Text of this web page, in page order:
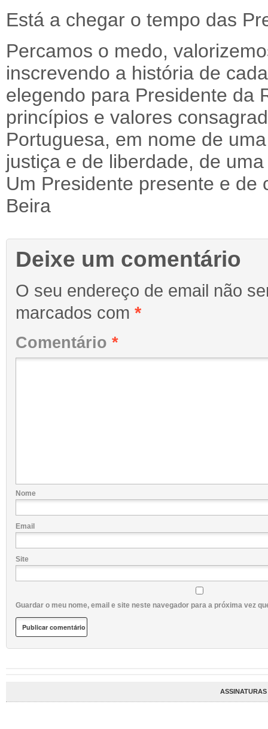
Está a chegar o tempo das
Percamos o medo,
inscrevendo a história de
elegendo para Presidente da
princípios e valores
Portuguesa, em nome de
justiça e de liberdade, de
Um Presidente presente e de
Beira
Deixe um comentário
O seu endereço de email não
marcados com *
Comentário *
Nome
Email
Site
Guardar o meu nome, email e site neste navegador para a próxima vez
ASSINATURAS